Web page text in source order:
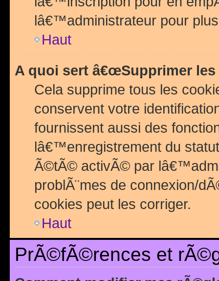
lâ€™administrateur pour
Haut
A quoi sert â€œSupprimer les
Cela supprime tous les
conservent votre
fournissent aussi des
lâ€™enregistrement du
Ã©tÃ© activÃ© par
problÃ¨mes de connexion/
cookies peut les corriger.
Haut
PrÃ©fÃ©rences et